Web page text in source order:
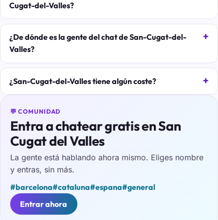
Cugat-del-Valles?
¿De dónde es la gente del chat de San-Cugat-del-
Valles?
¿San-Cugat-del-Valles tiene algún coste?
💬 COMUNIDAD
Entra a chatear gratis en San
Cugat del Valles
La gente está hablando ahora mismo. Eliges nombre
y entras, sin más.
#barcelona#cataluna#espana#general
Entrar ahora